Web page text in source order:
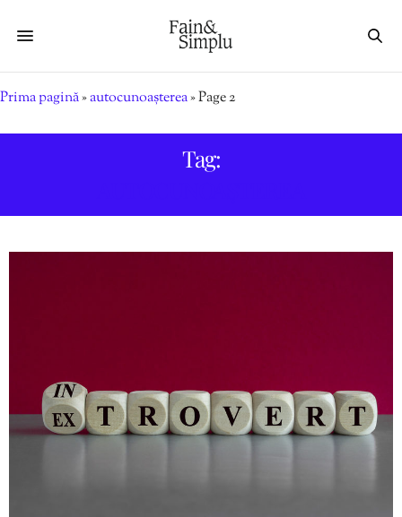
Prima pagină»autocunoașterea»Page 2
Tag: